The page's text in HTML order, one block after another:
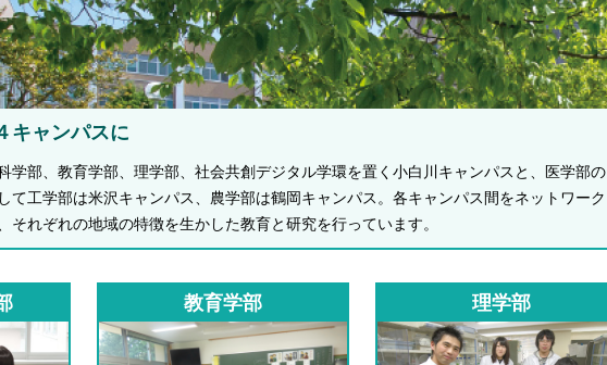
キャンパスに
学部、教育学部、理学部、社会共創デジタル学環を置く小白川キャンパスと、医学部の
て工学部は米沢キャンパス、農学部は鶴岡キャンパス。各キャンパス間をネットワーク
それぞれの地域の特徴を生かした教育と研究を行っています。
教育学部 理学部